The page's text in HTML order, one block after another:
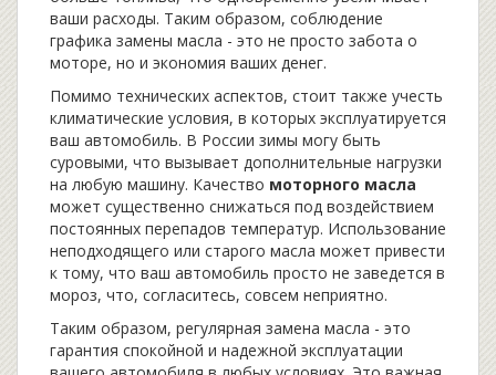
ваши расходы. Таким образом, соблюдение
графика замены масла - это не просто забота о
моторе, но и экономия ваших денег.
Помимо технических аспектов, стоит также учесть
климатические условия, в которых эксплуатируется
ваш автомобиль. В России зимы могу быть
суровыми, что вызывает дополнительные нагрузки
на любую машину. Качество моторного масла
может существенно снижаться под воздействием
постоянных перепадов температур. Использование
неподходящего или старого масла может привести
к тому, что ваш автомобиль просто не заведется в
мороз, что, согласитесь, совсем неприятно.
Таким образом, регулярная замена масла - это
гарантия спокойной и надежной эксплуатации